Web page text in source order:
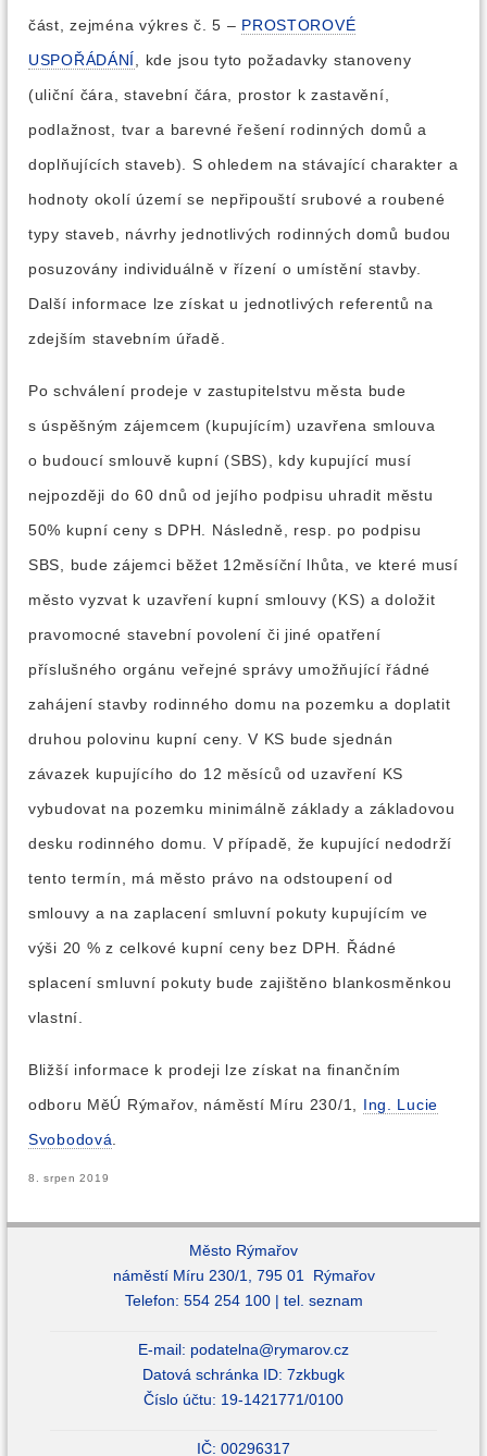
část, zejména výkres č. 5 – PROSTOROVÉ
USPOŘÁDÁNÍ
, kde jsou tyto požadavky stanoveny
(uliční čára, stavební čára, prostor k zastavění,
podlažnost, tvar a barevné řešení rodinných domů a
doplňujících staveb). S ohledem na stávající charakter a
hodnoty okolí území se nepřipouští srubové a roubené
typy staveb, návrhy jednotlivých rodinných domů budou
posuzovány individuálně v řízení o umístění stavby.
Další informace lze získat u jednotlivých referentů na
zdejším stavebním úřadě.
Po schválení prodeje v zastupitelstvu města bude
s úspěšným zájemcem (kupujícím) uzavřena smlouva
o budoucí smlouvě kupní (SBS), kdy kupující musí
nejpozději do 60 dnů od jejího podpisu uhradit městu
50% kupní ceny s DPH. Následně, resp. po podpisu
SBS, bude zájemci běžet 12měsíční lhůta, ve které musí
město vyzvat k uzavření kupní smlouvy (KS) a doložit
pravomocné stavební povolení či jiné opatření
příslušného orgánu veřejné správy umožňující řádné
zahájení stavby rodinného domu na pozemku a doplatit
druhou polovinu kupní ceny. V KS bude sjednán
závazek kupujícího do 12 měsíců od uzavření KS
vybudovat na pozemku minimálně základy a základovou
desku rodinného domu. V případě, že kupující nedodrží
tento termín, má město právo na odstoupení od
smlouvy a na zaplacení smluvní pokuty kupujícím ve
výši 20 % z celkové kupní ceny bez DPH. Řádné
splacení smluvní pokuty bude zajištěno blankosměnkou
vlastní.
Bližší informace k prodeji lze získat na finančním
odboru MěÚ Rýmařov, náměstí Míru 230/1, Ing. Lucie
Svobodová
8. srpen 2019
Město Rýmařov
náměstí Míru 230/1, 795 01 Rýmařov
Telefon: 554 254 100 | tel. seznam
E-mail: podatelna@rymarov.cz
Datová schránka ID: 7zkbugk
Číslo účtu: 19-1421771/0100
IČ: 00296317